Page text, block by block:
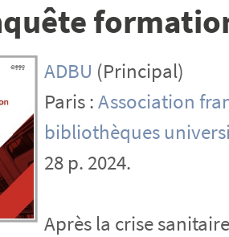
ADBU (Principal)
Paris :Association
bibliothèques
28 p. 2024.
Après la crise